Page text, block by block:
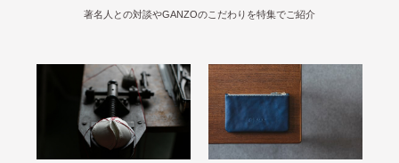
著名人との対談やGANZOのこだわりを特集でご紹介